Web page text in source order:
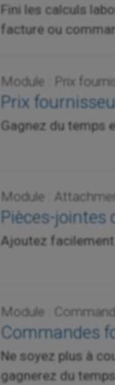
Fini les calculs
facture ou
Module : Prix
Prix
Gagnez du temps
Module :
Pièces-jointes
Ajoutez
Module :
Commandes
Ne soyez plus à
gagnerez du